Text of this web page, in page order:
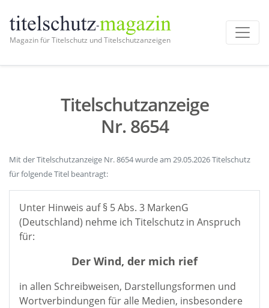
Magazin für Titelschutz und Titelschutzanzeigen
Titelschutzanzeige
Nr. 8654
Mit der Titelschutzanzeige Nr. 8654 wurde am 29.05.2026 Titelschutz
für folgende Titel beantragt:
Unter Hinweis auf § 5 Abs. 3 MarkenG
(Deutschland) nehme ich Titelschutz in Anspruch
für:
Der Wind, der mich rief
in allen Schreibweisen, Darstellungsformen und
Wortverbindungen für alle Medien, insbesondere